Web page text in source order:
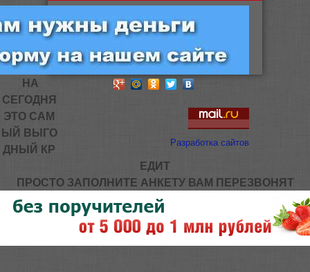
Разработка сайтов
НА
СЕГОДНЯ
ЭТО САМ
ЫЙ ВЫГО
ДНЫЙ КР
ЕДИТ
ПРОСТО ЗАПОЛНИТЕ АНКЕТУ ВАМ ПЕРЕЗВОНЯТ